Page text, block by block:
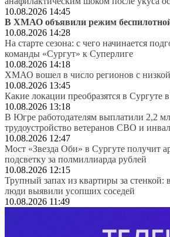
10.08.2026 14:45
В ХМАО объявили режим
10.08.2026 14:28
На старте сезона: с чего начинается
команды «Сургут» к Суперлиге
10.08.2026 14:18
ХМАО вошел в число регионов с
10.08.2026 13:45
Какие локации преобразятся в Сургуте
10.08.2026 13:18
В Югре работодателям выплатили 2,2
трудоустройство ветеранов СВО и
10.08.2026 12:47
Мост «Звезда Оби» в Сургуте получит
подсветку за полмиллиарда рублей
10.08.2026 12:15
Трупный запах из квартиры за стенкой:
люди выявили усопших соседей
10.08.2026 11:49